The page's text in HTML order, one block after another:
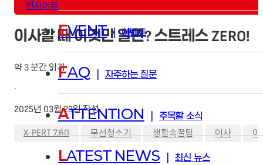
EVENT | 이벤트
FAQ 자주하는 질문
ATTENTION 주목할 소식
LATEST NEWS 최신 뉴스
인사이트
이사할 때 이것만 알면? 스트레스 ZERO!
약 3 분간 읽기
·
2025년 03월 23일 작성
X-PERT 7.60 무선청소기 생활속꿀팁 이사 이